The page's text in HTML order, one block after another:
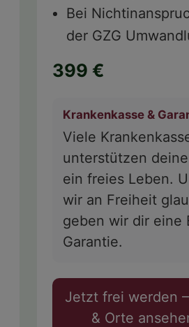
Bei
der GZG
399 €
Krankenkasse &
Viele
unterstützen
ein freies Leben.
wir an Freiheit
geben wir dir eine
Garantie.
Jetzt frei werden
& Orte